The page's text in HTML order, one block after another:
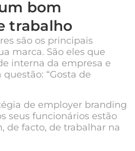
bom
trabalho
são os principais
marca. São eles que
interna da empresa e
“Gosta de
de employer branding
seus funcionários estão
de facto, de trabalhar na